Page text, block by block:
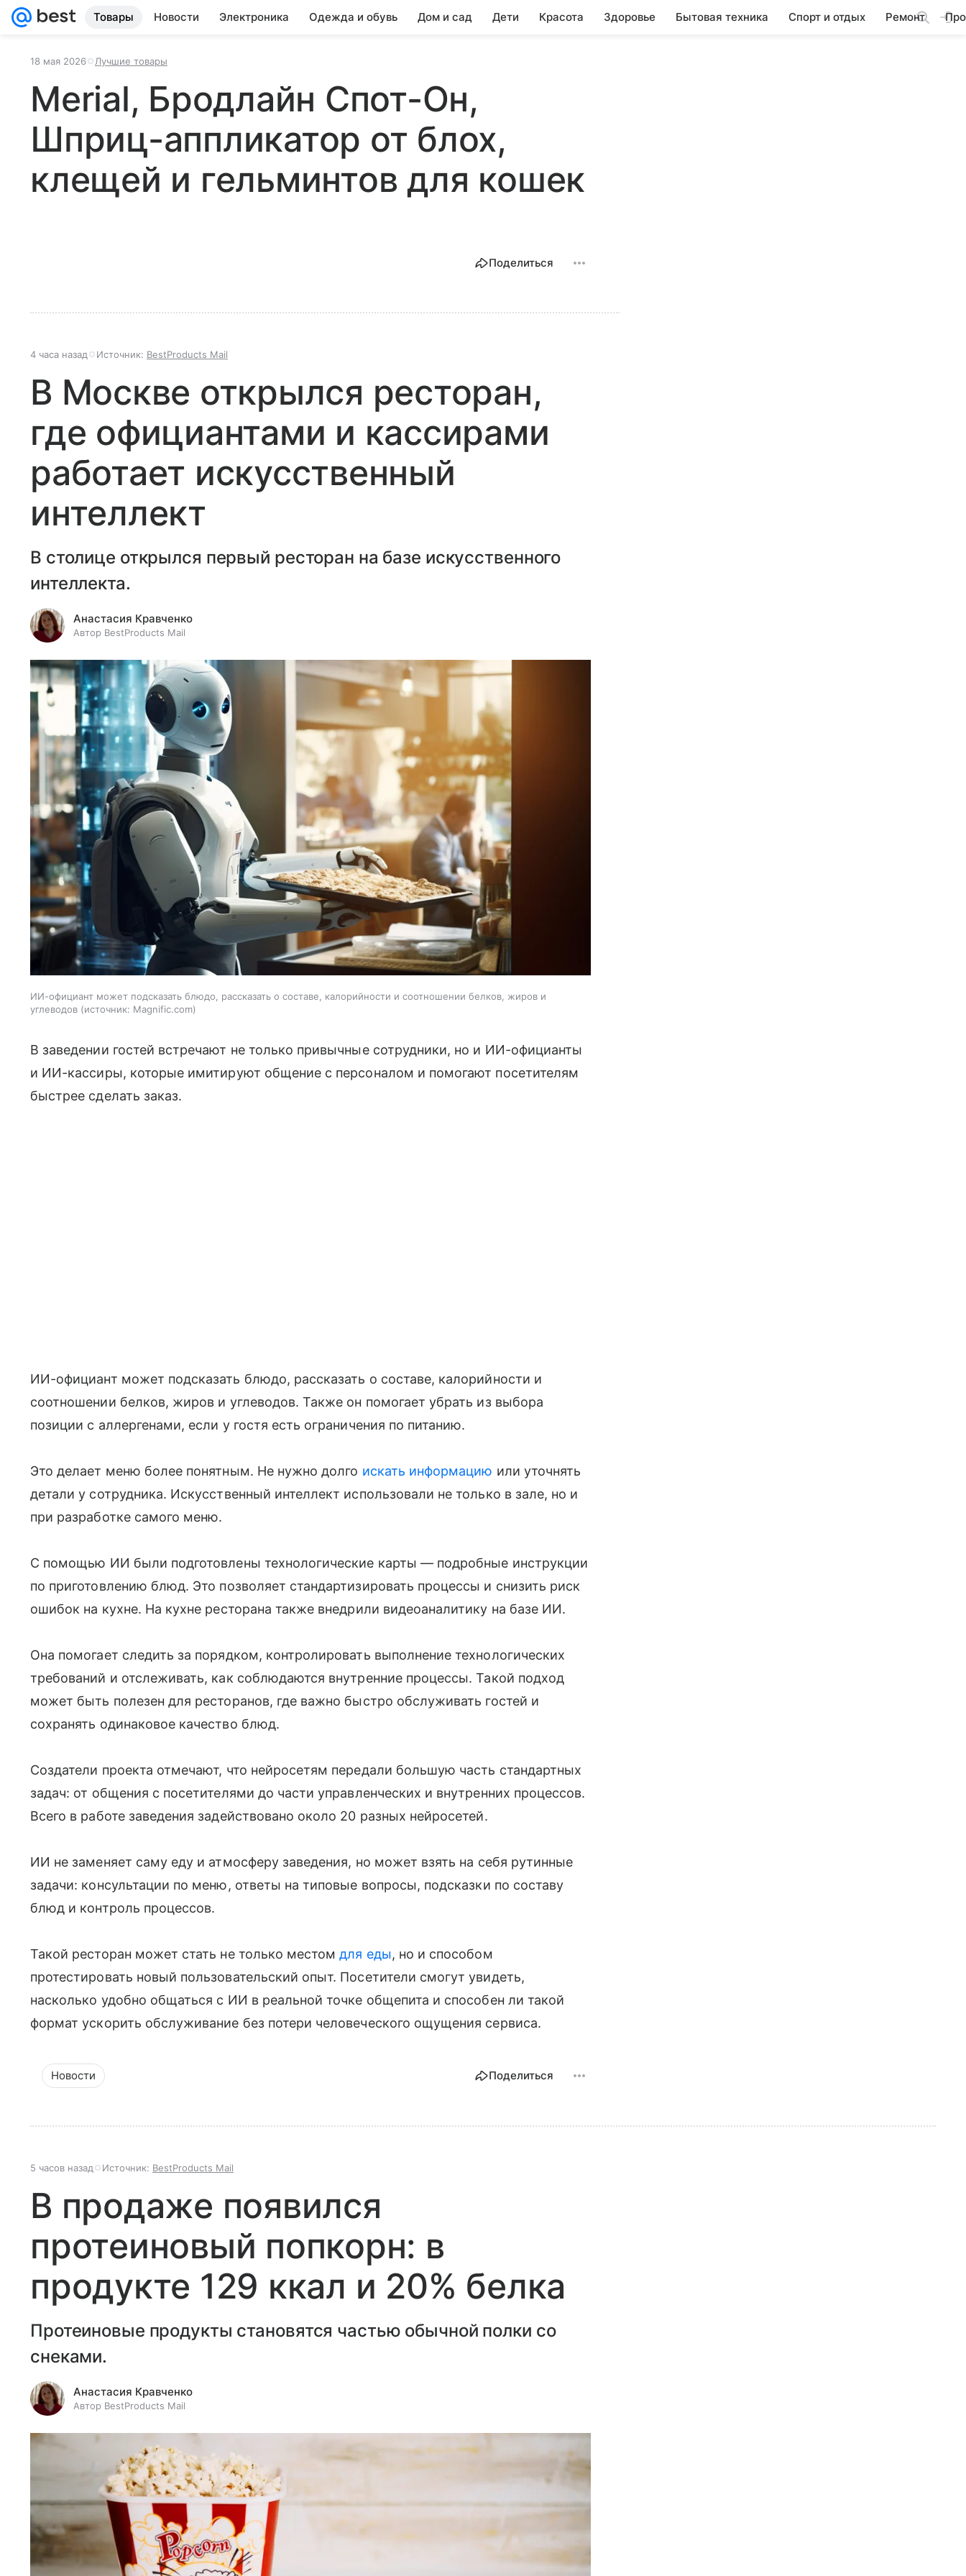
Товары Новости Электроника Одежда и обувь Дом и сад Дети Красота Здоровье Бытовая техника Спорт и отдых Ремонт
18 мая 2026 Лучшие товары
Merial, Бродлайн Спот-Он,
Шприц-аппликатор от блох,
клещей и гельминтов для кошек
Поделиться
4 часа назад Источник: BestProducts Mail
В Москве открылся ресторан,
где официантами и кассирами
работает искусственный
интеллект
В столице открылся первый ресторан на базе искусственного
интеллекта.
Анастасия Кравченко
Автор BestProducts Mail
ИИ-официант может подсказать блюдо, рассказать о составе, калорийности и соотношении белков, жиров и
углеводов
источник: Magnific.com
В заведении гостей встречают не только привычные сотрудники, но и ИИ-официанты
и ИИ-кассиры, которые имитируют общение с персоналом и помогают посетителям
быстрее сделать заказ.
ИИ-официант может подсказать блюдо, рассказать о составе, калорийности и
соотношении белков, жиров и углеводов. Также он помогает убрать из выбора
позиции с аллергенами, если у гостя есть ограничения по питанию.
Это делает меню более понятным. Не нужно долго искать информацию или уточнять
детали у сотрудника. Искусственный интеллект использовали не только в зале, но и
при разработке самого меню.
С помощью ИИ были подготовлены технологические карты — подробные инструкции
по приготовлению блюд. Это позволяет стандартизировать процессы и снизить риск
ошибок на кухне. На кухне ресторана также внедрили видеоаналитику на базе ИИ.
Она помогает следить за порядком, контролировать выполнение технологических
требований и отслеживать, как соблюдаются внутренние процессы. Такой подход
может быть полезен для ресторанов, где важно быстро обслуживать гостей и
сохранять одинаковое качество блюд.
Создатели проекта отмечают, что нейросетям передали большую часть стандартных
задач: от общения с посетителями до части управленческих и внутренних процессов.
Всего в работе заведения задействовано около 20 разных нейросетей.
ИИ не заменяет саму еду и атмосферу заведения, но может взять на себя рутинные
задачи: консультации по меню, ответы на типовые вопросы, подсказки по составу
блюд и контроль процессов.
Такой ресторан может стать не только местомдля еды, но и способом
протестировать новый пользовательский опыт. Посетители смогут увидеть,
насколько удобно общаться с ИИ в реальной точке общепита и способен ли такой
формат ускорить обслуживание без потери человеческого ощущения сервиса.
Новости Поделиться
5 часов назад Источник: BestProducts Mail
В продаже появился
протеиновый попкорн: в
продукте 129 ккал и 20% белка
Протеиновые продукты становятся частью обычной полки со
снеками.
Анастасия Кравченко
Автор BestProducts Mail